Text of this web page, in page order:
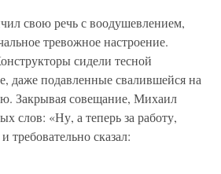
свою речь с воодушевлением,
тревожное настроение.
сидели тесной
даже подавленные свалившейся на
Закрывая совещание, Михаил
слов: «Ну, а теперь за работу,
сказал: